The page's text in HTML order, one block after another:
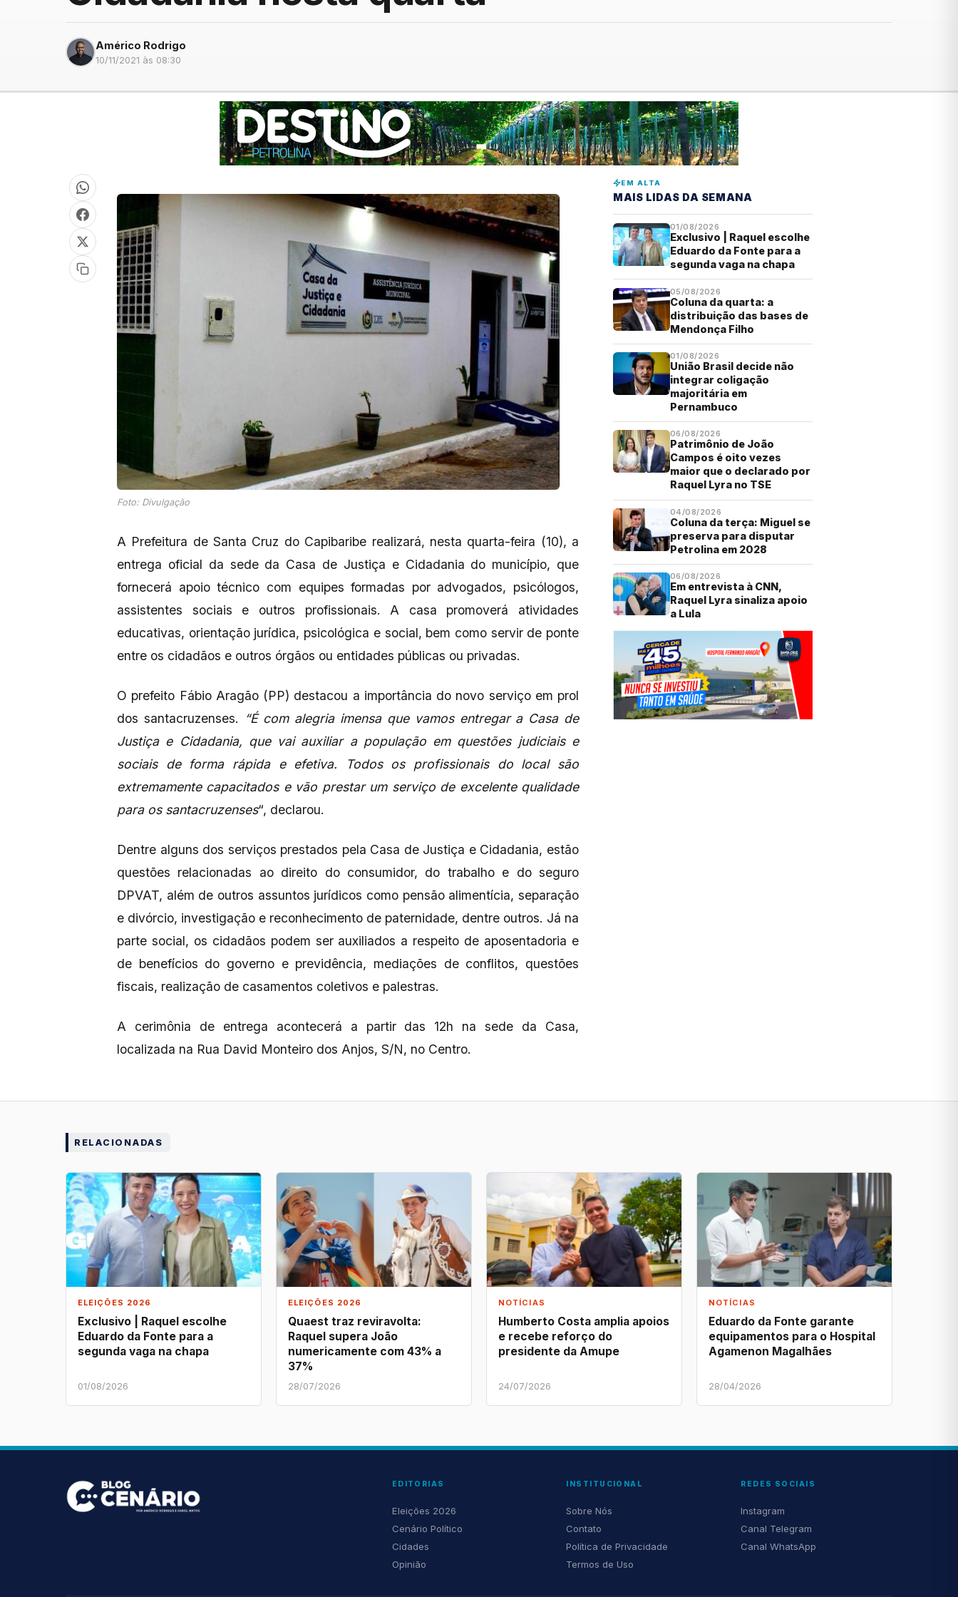
Américo Rodrigo
10/11/2021 às 08:30
Foto: Divulgação
A Prefeitura de Santa Cruz do Capibaribe realizará, nesta quarta-feira (10), a
entrega oficial da sede da Casa de Justiça e Cidadania do município, que
fornecerá apoio técnico com equipes formadas por advogados, psicólogos,
assistentes sociais e outros profissionais. A casa promoverá atividades
educativas, orientação jurídica, psicológica e social, bem como servir de ponte
entre os cidadãos e outros órgãos ou entidades públicas ou privadas.
O prefeito Fábio Aragão (PP) destacou a importância do novo serviço em prol
dos santacruzenses. “É com alegria imensa que vamos entregar a Casa de
Justiça e Cidadania, que vai auxiliar a população em questões judiciais e
sociais de forma rápida e efetiva. Todos os profissionais do local são
extremamente capacitados e vão prestar um serviço de excelente qualidade
para os santacruzenses“, declarou.
Dentre alguns dos serviços prestados pela Casa de Justiça e Cidadania, estão
questões relacionadas ao direito do consumidor, do trabalho e do seguro
DPVAT, além de outros assuntos jurídicos como pensão alimentícia, separação
e divórcio, investigação e reconhecimento de paternidade, dentre outros. Já na
parte social, os cidadãos podem ser auxiliados a respeito de aposentadoria e
de benefícios do governo e previdência, mediações de conflitos, questões
fiscais, realização de casamentos coletivos e palestras.
A cerimônia de entrega acontecerá a partir das 12h na sede da Casa,
localizada na Rua David Monteiro dos Anjos, S/N, no Centro.
EM ALTA
MAIS LIDAS DA SEMANA
01/08/2026
Exclusivo | Raquel escolhe
Eduardo da Fonte para a
segunda vaga na chapa
05/08/2026
Coluna da quarta: a
distribuição das bases de
Mendonça Filho
01/08/2026
União Brasil decide não
integrar coligação
majoritária em
Pernambuco
06/08/2026
Patrimônio de João
Campos é oito vezes
maior que o declarado por
Raquel Lyra no TSE
04/08/2026
Coluna da terça: Miguel se
preserva para disputar
Petrolina em 2028
06/08/2026
Em entrevista à CNN,
Raquel Lyra sinaliza apoio
a Lula
RELACIONADAS
ELEIÇÕES 2026
Exclusivo | Raquel escolhe
Eduardo da Fonte para a
segunda vaga na chapa
01/08/2026
ELEIÇÕES 2026
Quaest traz reviravolta:
Raquel supera João
numericamente com 43% a
37%
28/07/2026
NOTÍCIAS
Humberto Costa amplia apoios
e recebe reforço do
presidente da Amupe
24/07/2026
NOTÍCIAS
Eduardo da Fonte garante
equipamentos para o Hospital
Agamenon Magalhães
28/04/2026
EDITORIAS
Eleições 2026
Cenário Político
Cidades
Opinião
INSTITUCIONAL
Sobre Nós
Contato
Política de Privacidade
Termos de Uso
REDES SOCIAIS
Instagram
Canal Telegram
Canal WhatsApp